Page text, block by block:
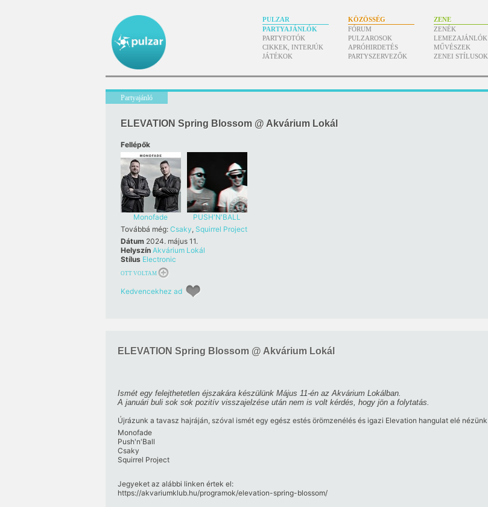
PULZAR
PARTYAJÁNLÓK
PARTYFOTÓK
CIKKEK, INTERJÚK
JÁTÉKOK
KÖZÖSSÉG
FÓRUM
PULZAROSOK
APRÓHIRDETÉS
PARTYSZERVEZŐK
ZENE
ZENÉK
LEMEZAJÁNLÓK
MŰVÉSZEK
ZENEI STÍLUSOK
Partyajánló
ELEVATION Spring Blossom @ Akvárium Lokál
Fellépők
Monofade
PUSH'N'BALL
Továbbá még: Csaky, Squirrel Project
Dátum 2024. május 11.
Helyszín Akvárium Lokál
Stílus Electronic
OTT VOLTAM
Kedvencekhez ad
ELEVATION Spring Blossom @ Akvárium Lokál
Ismét egy felejthetetlen éjszakára készülünk Május 11-én az Akvárium Lokálban.
A januári buli sok sok pozitív visszajelzése után nem is volt kérdés, hogy jön a folytatás.
Újrázunk a tavasz hajráján, szóval ismét egy egész estés örömzenélés és igazi Elevation hangulat elé nézünk
Monofade
Push'n'Ball
Csaky
Squirrel Project
Jegyeket az alábbi linken értek el:
https:/​/​akvariumklub.hu/​programok/​elevation-spring-blossom/​